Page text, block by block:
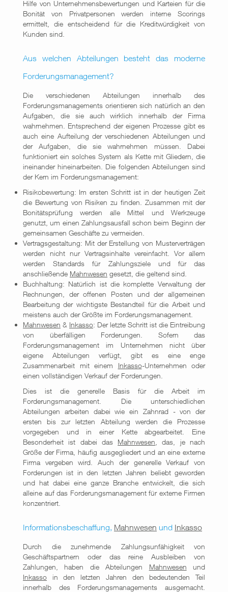
Hilfe von Unternehmensbewertungen und Karteien für die
Bonität von Privatpersonen werden interne Scorings
ermittelt, die entscheidend für die Kreditwürdigkeit von
Kunden sind.
Aus welchen Abteilungen besteht das moderne
Forderungsmanagement?
Die verschiedenen Abteilungen innerhalb des
Forderungsmanagements orientieren sich natürlich an den
Aufgaben, die sie auch wirklich innerhalb der Firma
wahrnehmen. Entsprechend der eigenen Prozesse gibt es
auch eine Aufteilung der verschiedenen Abteilungen und
der Aufgaben, die sie wahrnehmen müssen. Dabei
funktioniert ein solches System als Kette mit Gliedern, die
ineinander hineinarbeiten. Die folgenden Abteilungen sind
der Kern im Forderungsmanagement:
Risikobewertung: Im ersten Schritt ist in der heutigen Zeit
die Bewertung von Risiken zu finden. Zusammen mit der
Bonitätsprüfung werden alle Mittel und Werkzeuge
genutzt, um einen Zahlungsausfall schon beim Beginn der
gemeinsamen Geschäfte zu vermeiden.
Vertragsgestaltung: Mit der Erstellung von Musterverträgen
werden nicht nur Vertragsinhalte vereinfacht. Vor allem
werden Standards für Zahlungsziele und für das
anschließende Mahnwesen gesetzt, die geltend sind.
Buchhaltung: Natürlich ist die komplette Verwaltung der
Rechnungen, der offenen Posten und der allgemeinen
Bearbeitung der wichtigste Bestandteil für die Arbeit und
meistens auch der Größte im Forderungsmanagement.
Mahnwesen & Inkasso: Der letzte Schritt ist die Eintreibung
von überfälligen Forderungen. Sofern das
Forderungsmanagement im Unternehmen nicht über
eigene Abteilungen verfügt, gibt es eine enge
Zusammenarbeit mit einem Inkasso-Unternehmen oder
einen vollständigen Verkauf der Forderungen.
Dies ist die generelle Basis für die Arbeit im
Forderungsmanagement. Die unterschiedlichen
Abteilungen arbeiten dabei wie ein Zahnrad - von der
ersten bis zur letzten Abteilung werden die Prozesse
vorgegeben und in einer Kette abgearbeitet. Eine
Besonderheit ist dabei das Mahnwesen , das, je nach
Größe der Firma, häufig ausgegliedert und an eine externe
Firma vergeben wird. Auch der generelle Verkauf von
Forderungen ist in den letzten Jahren beliebt geworden
und hat dabei eine ganze Branche entwickelt, die sich
alleine auf das Forderungsmanagement für externe Firmen
konzentriert.
Informationsbeschaffung, Mahnwesen und Inkasso
Durch die zunehmende Zahlungsunfähigkeit von
Geschäftspartnern oder das reine Ausbleiben von
Zahlungen, haben die Abteilungen Mahnwesen und
Inkasso in den letzten Jahren den bedeutenden Teil
innerhalb des Forderungsmanagements ausgemacht.